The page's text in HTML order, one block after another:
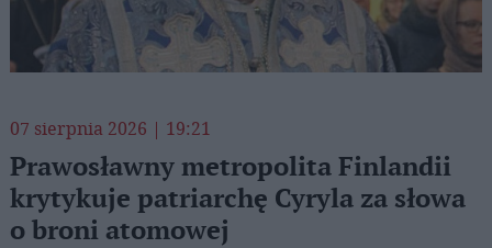
07 sierpnia 2026 | 19:21
Prawosławny metropolita Finlandii
krytykuje patriarchę Cyryla za słowa
o broni atomowej